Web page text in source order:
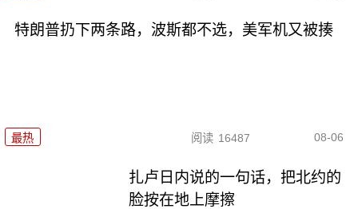
特朗普扔下两条路，波斯都不选，美军机又被揍
最热 阅读 16487 08-06
扎卢日内说的一句话，把北约的
脸按在地上摩擦